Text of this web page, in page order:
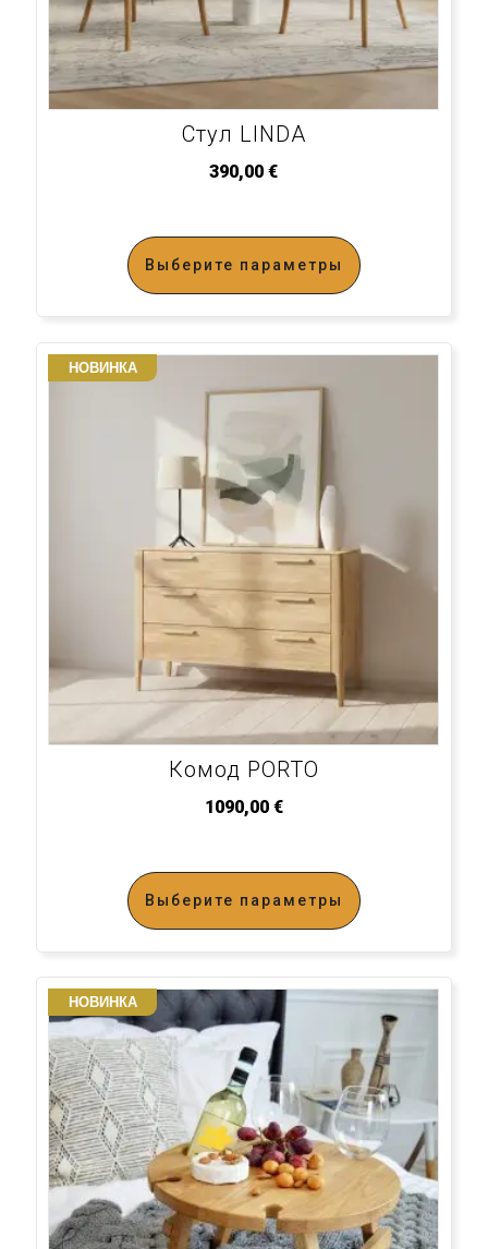
Стул LINDA
390,00€
Выберите параметры
НОВИНКА
Комод PORTO
1090,00 €
Выберите параметры
НОВИНКА